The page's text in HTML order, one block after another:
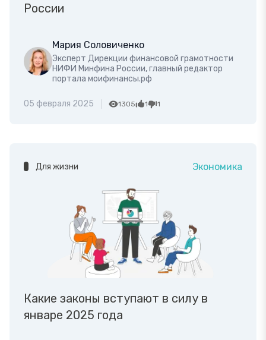
России
Мария Соловиченко
Эксперт Дирекции финансовой грамотности
НИФИ Минфина России, главный редактор
портала моифинансы.рф
05 февраля 2025 1305 1 1
Для жизни Экономика
Какие законы вступают в силу в
январе 2025 года